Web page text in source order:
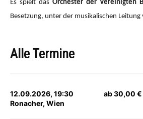
Es spielt das Orchester der Vereinigten
Besetzung, unter der musikalischen Leitung
Alle Termine
12.09.2026, 19:30
Ronacher, Wien
ab 30,00 €